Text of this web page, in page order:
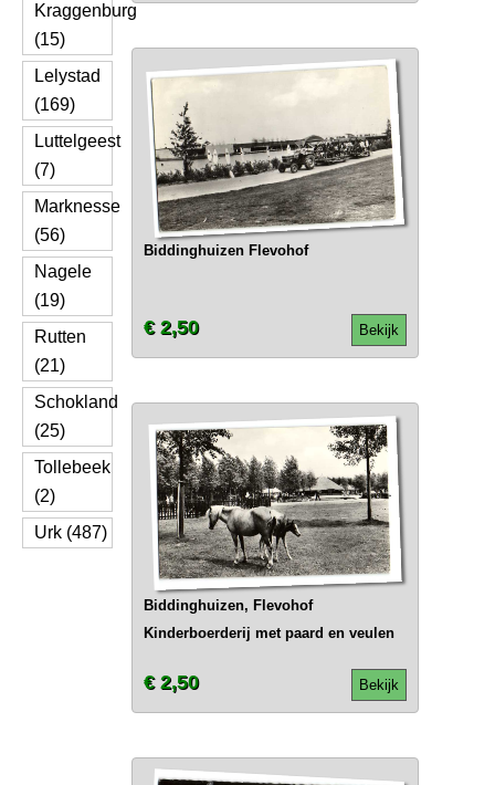
Kraggenburg
(15)
Lelystad
(169)
Luttelgeest
(7)
Marknesse
(56)
Nagele
(19)
Rutten
(21)
Schokland
(25)
Tollebeek
(2)
Urk (487)
Biddinghuizen Flevohof
Bekijk
€ 2,50
Biddinghuizen, Flevohof
Kinderboerderij met paard en veulen
Bekijk
€ 2,50